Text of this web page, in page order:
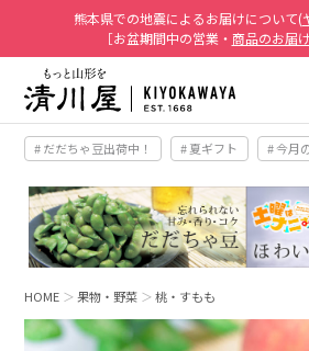
熊本県での地震によるお届けについて(
［お盆期間中の営業・ 商品のお届
# だだちゃ豆出荷中！ # 夏ギフト # 今月
HOME 果物・野菜 桃・すもも